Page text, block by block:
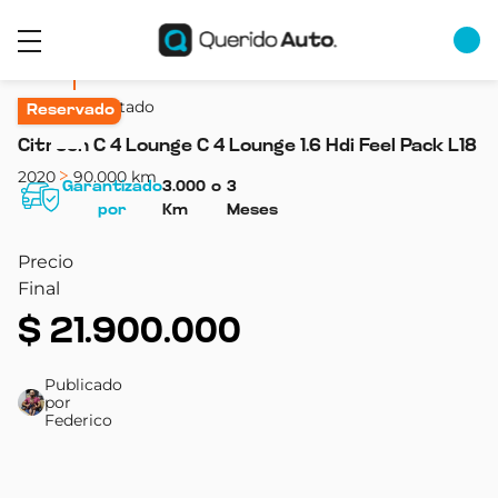
Volver al listado
Citroen C 4 Lounge C 4 Lounge 1.6 Hdi Feel Pack L18
2020 90.000 km
Reservado
Garantizado
por
3.000
Km
o 3
Meses
Precio
Final
$ 21.900.000
Publicado
por
Federico